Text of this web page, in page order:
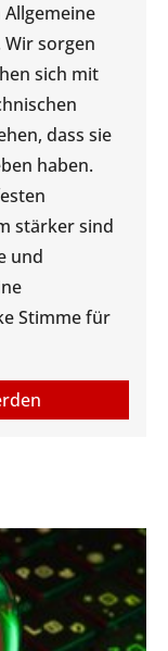
sorgen
sich mit
dass sie
haben.
stärker sind
und
Stimme für